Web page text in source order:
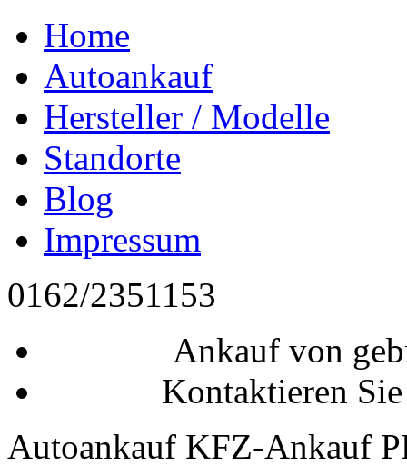
Home
Autoankauf
Hersteller / Modelle
Standorte
Blog
Impressum
0162/2351153
Ankauf von
Kontaktieren
Autoankauf KFZ-Ankauf